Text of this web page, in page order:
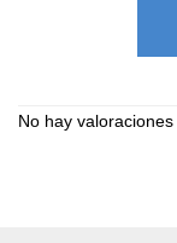
No hay valoraciones